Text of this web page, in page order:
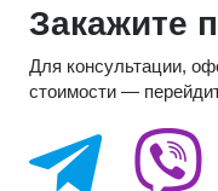
Закажите
Для консультации,
стоимости —